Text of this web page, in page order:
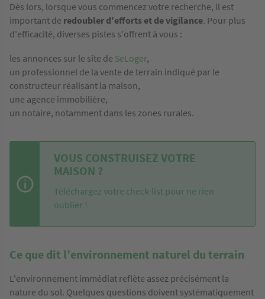
Dès lors, lorsque vous commencez votre recherche, il est
important de redoubler d'efforts et de vigilance. Pour plus
d'efficacité, diverses pistes s'offrent à vous :
les annonces sur le site de SeLoger,
un professionnel de la vente de terrain indiqué par le
constructeur réalisant la maison,
une agence immobilière,
un notaire, notamment dans les zones rurales.
VOUS CONSTRUISEZ VOTRE
MAISON ?
Téléchargez votre check-list pour ne rien
oublier !
Ce que dit l’environnement naturel du terrain
L'environnement immédiat reflète assez précisément la
nature du sol. Quelques questions doivent systématiquement